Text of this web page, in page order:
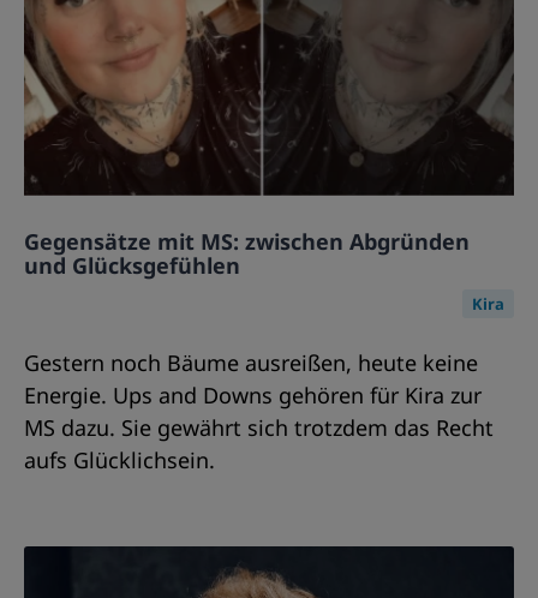
Gegensätze mit MS: zwischen Abgründen
und Glücksgefühlen
Kira
Gestern noch Bäume ausreißen, heute keine
Energie. Ups and Downs gehören für Kira zur
MS dazu. Sie gewährt sich trotzdem das Recht
aufs Glücklichsein.